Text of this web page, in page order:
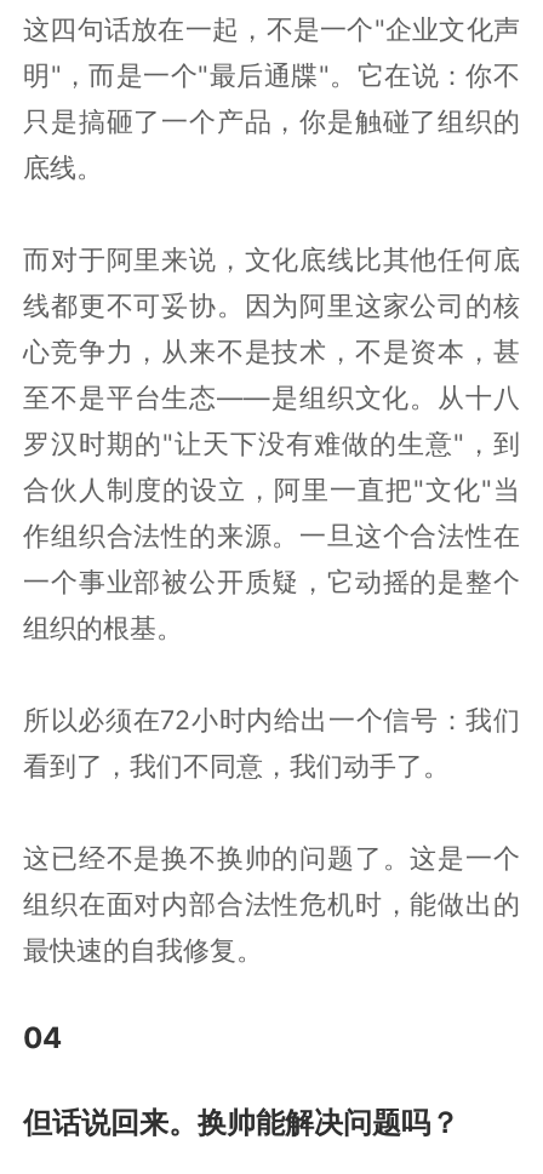
这四句话放在一起，不是一个"企业文化声
明"，而是一个"最后通牒"。它在说：你不
只是搞砸了一个产品，你是触碰了组织的
底线。
而对于阿里来说，文化底线比其他任何底
线都更不可妥协。因为阿里这家公司的核
心竞争力，从来不是技术，不是资本，甚
至不是平台生态——是组织文化。从十八
罗汉时期的"让天下没有难做的生意"，到
合伙人制度的设立，阿里一直把"文化"当
作组织合法性的来源。一旦这个合法性在
一个事业部被公开质疑，它动摇的是整个
组织的根基。
所以必须在72小时内给出一个信号：我们
看到了，我们不同意，我们动手了。
这已经不是换不换帅的问题了。这是一个
组织在面对内部合法性危机时，能做出的
最快速的自我修复。
04
但话说回来。换帅能解决问题吗？